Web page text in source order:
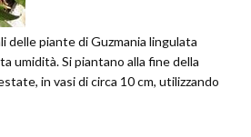
delle piante di Guzmania lingulata
umidità. Si piantano alla fine della
in vasi di circa 10 cm, utilizzando